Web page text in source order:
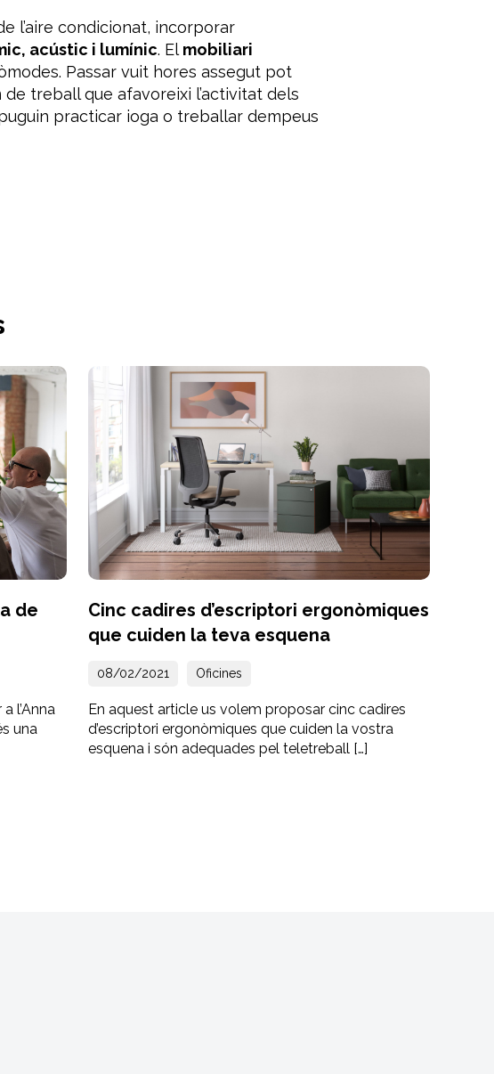
l’aire condicionat, incorporar
acústic i lumínic. El mobiliari
Passar vuit hores assegut pot
treball que afavoreixi l’activitat dels
practicar ioga o treballar dempeus
de
l’Anna
una
Cinc cadires d’escriptori ergonòmiques
que cuiden la teva esquena
08/02/2021 Oficines
En aquest article us volem proposar cinc cadires
d’escriptori ergonòmiques que cuiden la vostra
esquena i són adequades pel teletreball […]